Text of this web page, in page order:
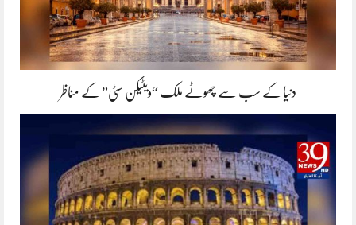
دنیا کے سب سے چھوٹے ملک “ویٹیکن سٹی” کے مناظر